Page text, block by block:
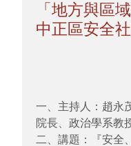
「地方與區
中正區安全
一、主持人：趙永
院長、政治學系教
二、講題：『安全